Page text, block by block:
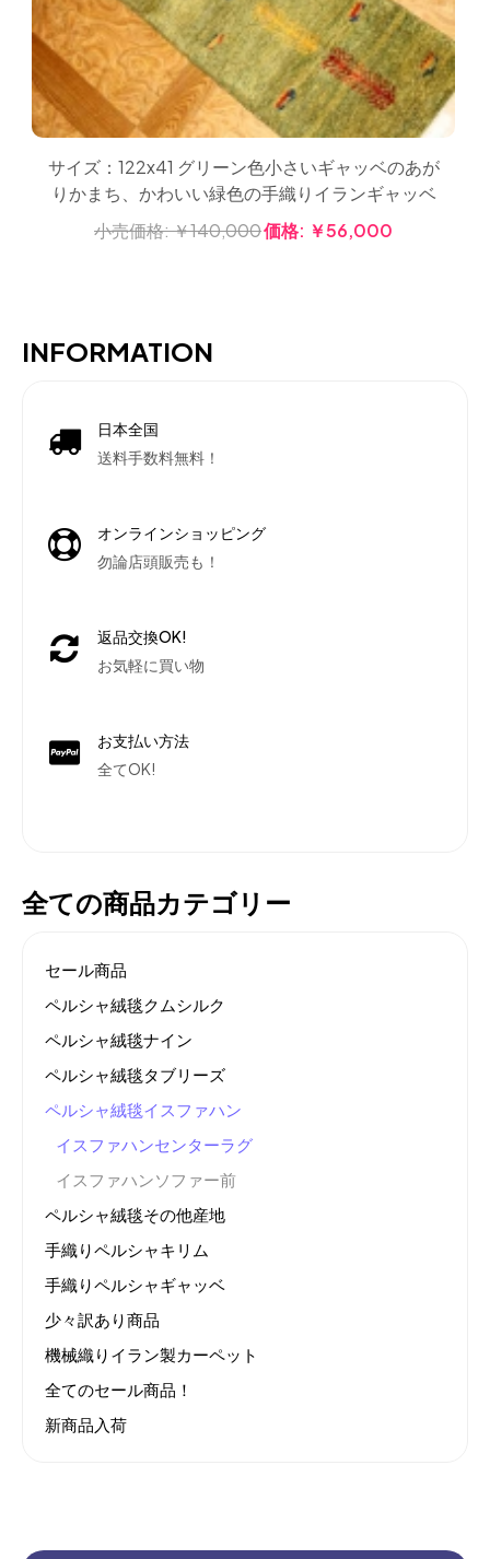
サイズ：122x41 グリーン色小さいギャッベのあが
りかまち、かわいい緑色の手織りイランギャッベ
小売価格:￥140,000価格: ￥56,000
INFORMATION
日本全国
送料手数料無料！
オンラインショッピング
勿論店頭販売も！
返品交換OK!
お気軽に買い物
お支払い方法
全てOK!
全ての商品カテゴリー
セール商品
ペルシャ絨毯クムシルク
ペルシャ絨毯ナイン
ペルシャ絨毯タブリーズ
ペルシャ絨毯イスファハン
イスファハンセンターラグ
イスファハンソファー前
ペルシャ絨毯その他産地
手織りペルシャキリム
手織りペルシャギャッベ
少々訳あり商品
機械織りイラン製カーペット
全てのセール商品！
新商品入荷